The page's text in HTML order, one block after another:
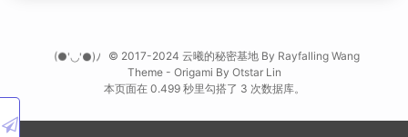
(●'◡'●)ﾉ © 2017-2024 云曦的秘密基地 By Rayfalling Wang
Theme - Origami By Otstar Lin
本页面在 0.499 秒里勾搭了 3 次数据库。